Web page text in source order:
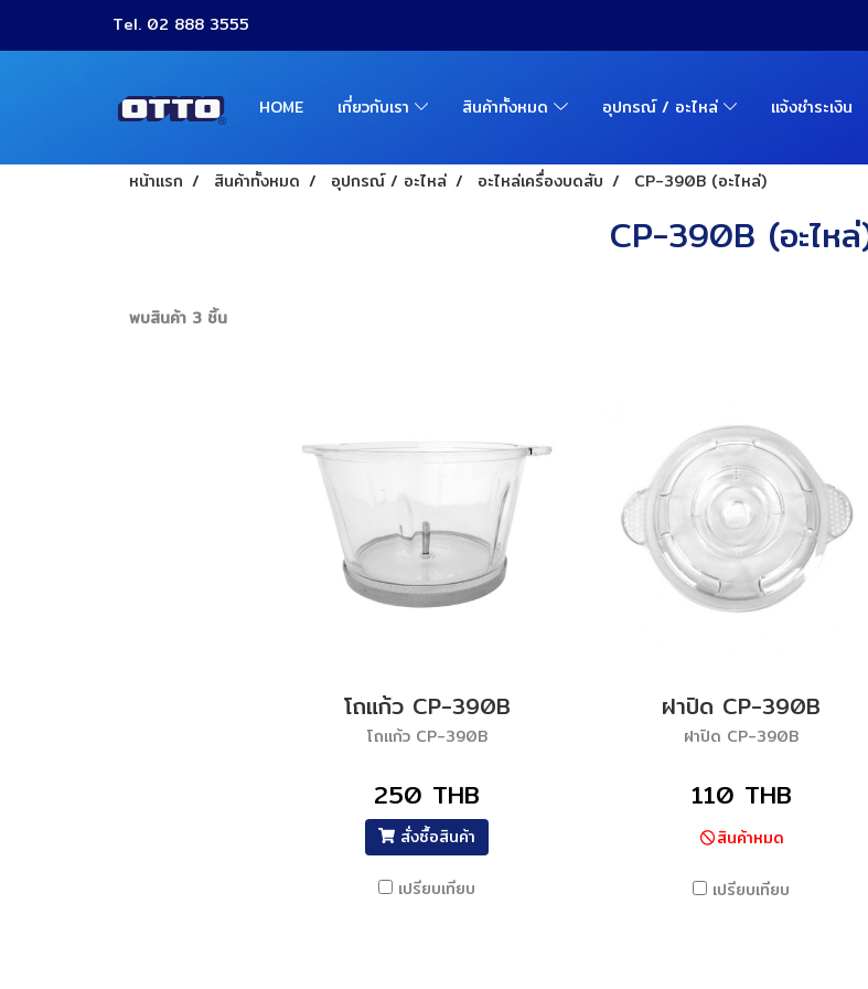
Tel. 02 888 3555
HOME เกี่ยวกับเรา สินค้าทั้งหมด อุปกรณ์ / อะไหล่ แจ้งชำระเงิน
หน้าแรก สินค้าทั้งหมด อุปกรณ์ / อะไหล่ อะไหล่เครื่องบดสับ CP-390B (อะไหล่)
CP-390B (อะไห
พบสินค้า 3 ชิ้น
โถแก้ว CP-390B
โถแก้ว CP-390B
250 THB
สั่งซื้อสินค้า
เปรียบเทียบ
ฝาปิด CP-390B
ฝาปิด CP-390B
110 THB
สินค้าหมด
เปรียบเทียบ